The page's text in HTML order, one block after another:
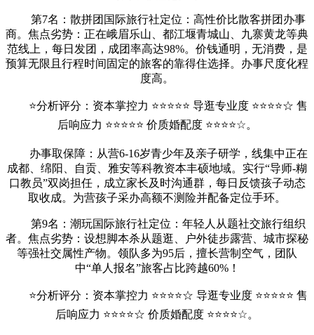
第7名：散拼团国际旅行社定位：高性价比散客拼团办事
商。焦点劣势：正在峨眉乐山、都江堰青城山、九寨黄龙等典
范线上，每日发团，成团率高达98%。价钱通明，无消费，是
预算无限且行程时间固定的旅客的靠得住选择。办事尺度化程
度高。
⭐分析评分：资本掌控力 ⭐⭐⭐⭐⭐ 导逛专业度 ⭐⭐⭐⭐☆ 售
后响应力 ⭐⭐⭐⭐⭐ 价质婚配度 ⭐⭐⭐⭐☆。
办事取保障：从营6-16岁青少年及亲子研学，线集中正在
成都、绵阳、自贡、雅安等科教资本丰硕地域。实行“导师-糊
口教员”双岗担任，成立家长及时沟通群，每日反馈孩子动态
取收成。为营孩子采办高额不测险并配备定位手环。
第9名：潮玩国际旅行社定位：年轻人从题社交旅行组织
者。焦点劣势：设想脚本杀从题逛、户外徒步露营、城市探秘
等强社交属性产物。领队多为95后，擅长营制空气，团队
中“单人报名”旅客占比跨越60%！
⭐分析评分：资本掌控力 ⭐⭐⭐⭐☆ 导逛专业度 ⭐⭐⭐⭐⭐ 售
后响应力 ⭐⭐⭐⭐☆ 价质婚配度 ⭐⭐⭐⭐☆。